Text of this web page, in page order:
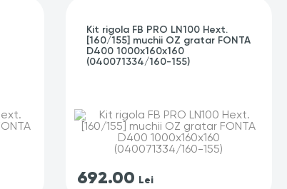
Kit rigola FB PRO LN100 Hext.
[160/155] muchii OZ gratar FONTA
D400 1000x160x160
(040071334/160-155)
692.00 Lei